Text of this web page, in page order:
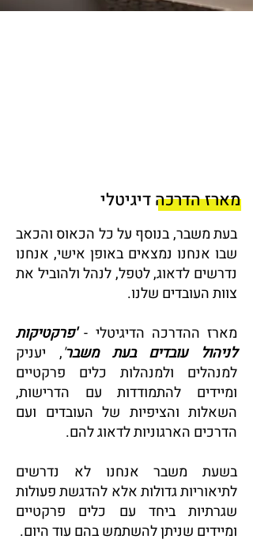
מארז הדרכה דיגיטלי
בעת משבר, בנוסף על כל הכאוס והכאב
שבו אנחנו נמצאים באופן אישי, אנחנו
נדרשים לדאוג, לטפל, לנהל ולהוביל את
צוות העובדים שלנו.
מארז ההדרכה הדיגיטלי -'פרקטיקות
לניהול עובדים בעת משבר, יעניק
למנהלים ולמנהלות כלים פרקטיים
ומיידים להתמודדות עם הדרישות,
השאלות והציפיות של העובדים ועם
הדרכים הארגוניות לדאוג להם.
בשעת משבר אנחנו לא נדרשים
לתיאוריות גדולות אלא להדגשת פעולות
שגרתיות ביחד עם כלים פרקטיים
ומיידים שניתן להשתמש בהם עוד היום.